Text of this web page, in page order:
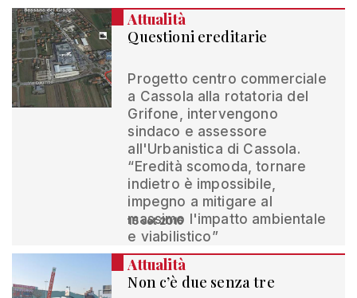
Attualità
Questioni ereditarie
Progetto centro commerciale
a Cassola alla rotatoria del
Grifone, intervengono
sindaco e assessore
all'Urbanistica di Cassola.
“Eredità scomoda, tornare
indietro è impossibile,
impegno a mitigare al
massimo l'impatto ambientale
e viabilistico”
15 set 2016
Attualità
Non c’è due senza tre